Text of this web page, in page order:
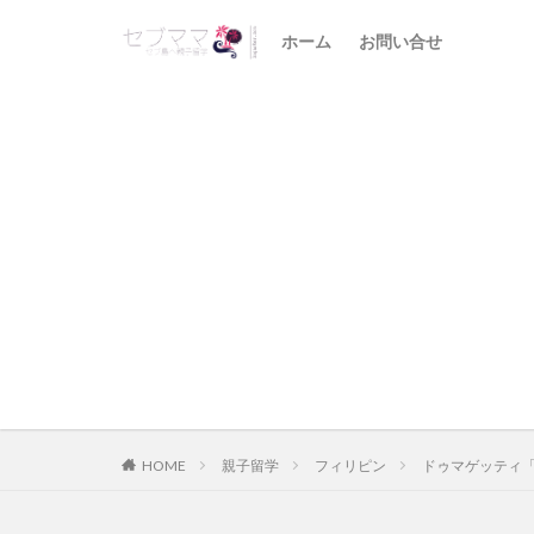
ホーム お問い合せ
HOME 親子留学 フィリピン ドゥマゲッティ